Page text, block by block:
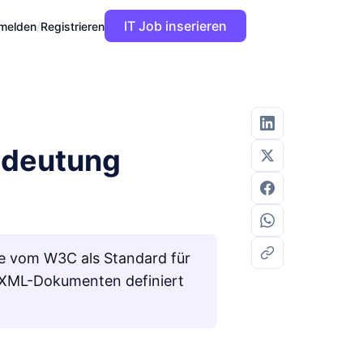
/Registrieren IT Job inserieren
vom W3C als Standard für
Dokumenten definiert